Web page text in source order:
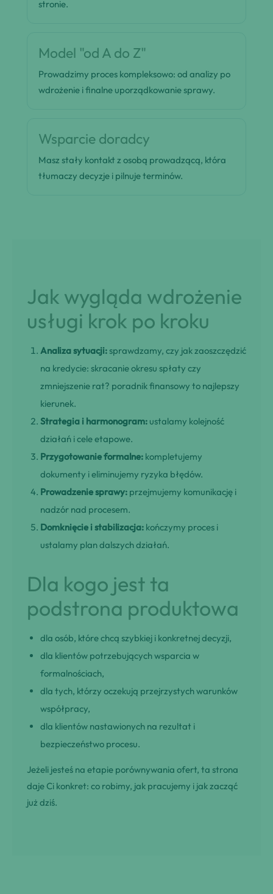
stronie.
Model "od A do Z"
Prowadzimy proces kompleksowo: od analizy po
wdrożenie i finalne uporządkowanie sprawy.
Wsparcie doradcy
Masz stały kontakt z osobą prowadzącą, która
tłumaczy decyzje i pilnuje terminów.
Jak wygląda wdrożenie
usługi krok po kroku
Analiza sytuacji: sprawdzamy, czy jak zaoszczędzić
na kredycie: skracanie okresu spłaty czy
zmniejszenie rat? poradnik finansowy to najlepszy
kierunek.
Strategia i harmonogram: ustalamy kolejność
działań i cele etapowe.
Przygotowanie formalne: kompletujemy
dokumenty i eliminujemy ryzyka błędów.
Prowadzenie sprawy: przejmujemy komunikację i
nadzór nad procesem.
Domknięcie i stabilizacja: kończymy proces i
ustalamy plan dalszych działań.
Dla kogo jest ta
podstrona produktowa
dla osób, które chcą szybkiej i konkretnej decyzji,
dla klientów potrzebujących wsparcia w
formalnościach,
dla tych, którzy oczekują przejrzystych warunków
współpracy,
dla klientów nastawionych na rezultat i
bezpieczeństwo procesu.
Jeżeli jesteś na etapie porównywania ofert, ta strona
daje Ci konkret: co robimy, jak pracujemy i jak zacząć
już dziś.